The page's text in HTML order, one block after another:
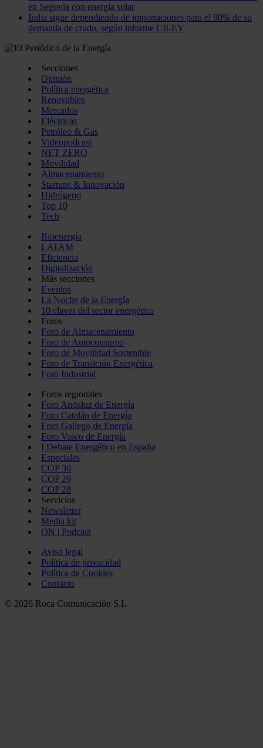
en Segovia con energía solar
India sigue dependiendo de importaciones para el 90% de su
demanda de crudo, según informe CII-EY
Secciones
Opinión
Política energética
Renovables
Mercados
Eléctricas
Petróleo & Gas
Videopodcast
NET ZERO
Movilidad
Almacenamiento
Startups & Innovación
Hidrógeno
Top 10
Tech
Bioenergía
LATAM
Eficiencia
Digitalización
Más secciones
Eventos
La Noche de la Energía
10 claves del sector energético
Foros
Foro de Almacenamiento
Foro de Autoconsumo
Foro de Movilidad Sostenible
Foro de Transición Energética
Foro Industrial
Foros regionales
Foro Andaluz de Energía
Foro Catalán de Energía
Foro Gallego de Energía
Foro Vasco de Energía
I Debate Energético en España
Especiales
COP 30
COP 29
COP 28
Servicios
Newsletter
Media kit
ON | Podcast
Aviso legal
Política de privacidad
Política de Cookies
Contacto
© 2026 Roca Comunicación S.L.